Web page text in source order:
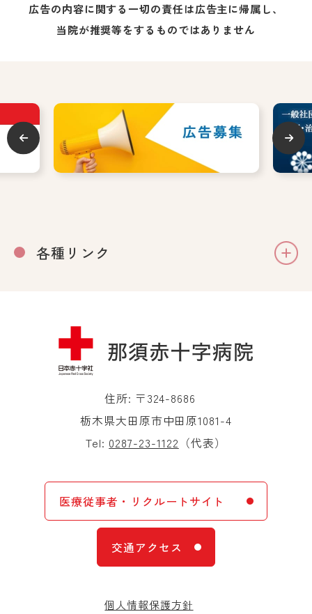
広告の内容に関する一切の責任は広告主に帰属し、
当院が推奨等をするものではありません
各種リンク
住所: 〒324-8686
栃木県大田原市中田原1081-4
Tel: 0287-23-1122 （代表）
医療従事者・リクルートサイト
交通アクセス
個人情報保護方針